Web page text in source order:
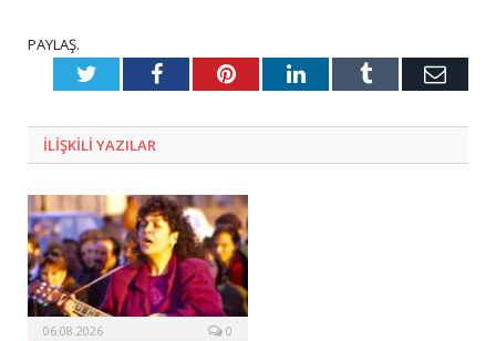
PAYLAŞ.
TwitterFacebookPinterestLinkedInTumblr E-
ILIŞKILI YAZILAR
06.08.2026 0